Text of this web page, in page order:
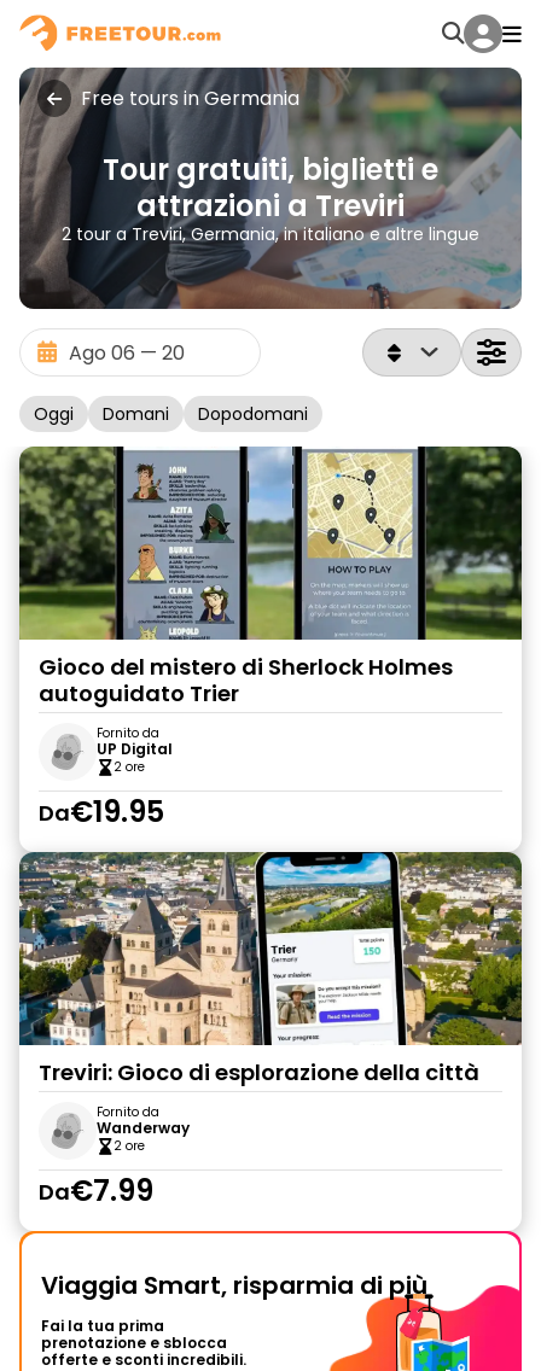
Free tours in Germania
Tour gratuiti, biglietti e
attrazioni a Treviri
2 tour a Treviri, Germania, in italiano e altre lingue
Oggi Domani Dopodomani
Gioco del mistero di Sherlock Holmes
autoguidato Trier
Fornito da
UP Digital
2 ore
Da€19.95
Treviri: Gioco di esplorazione della città
Fornito da
Wanderway
2 ore
Da€7.99
Viaggia Smart, risparmia di più
Fai la tua prima
prenotazione e sblocca
offerte e sconti incredibili.